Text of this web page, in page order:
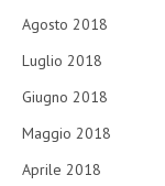
Agosto 2018
Luglio 2018
Giugno 2018
Maggio 2018
Aprile 2018